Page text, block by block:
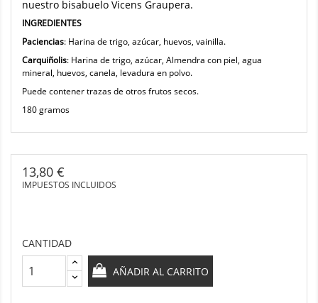
nuestro bisabuelo Vicens Graupera.
INGREDIENTES
Paciencias: Harina de trigo, azúcar, huevos, vainilla.
Carquiñolis: Harina de trigo, azúcar, Almendra con piel, agua
mineral, huevos, canela, levadura en polvo.
Puede contener trazas de otros frutos secos.
180 gramos
13,80 €
IMPUESTOS INCLUIDOS
CANTIDAD
AÑADIR AL CARRITO